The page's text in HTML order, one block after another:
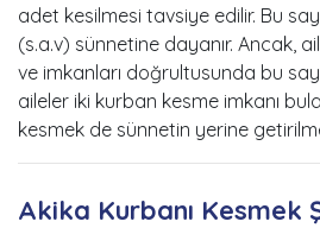
adet kesilmesi tavsiye edilir. Bu
(s.a.v) sünnetine dayanır. Ancak,
ve imkanları doğrultusunda bu
aileler iki kurban kesme imkanı
kesmek de sünnetin yerine
Akika Kurbanı Kesmek